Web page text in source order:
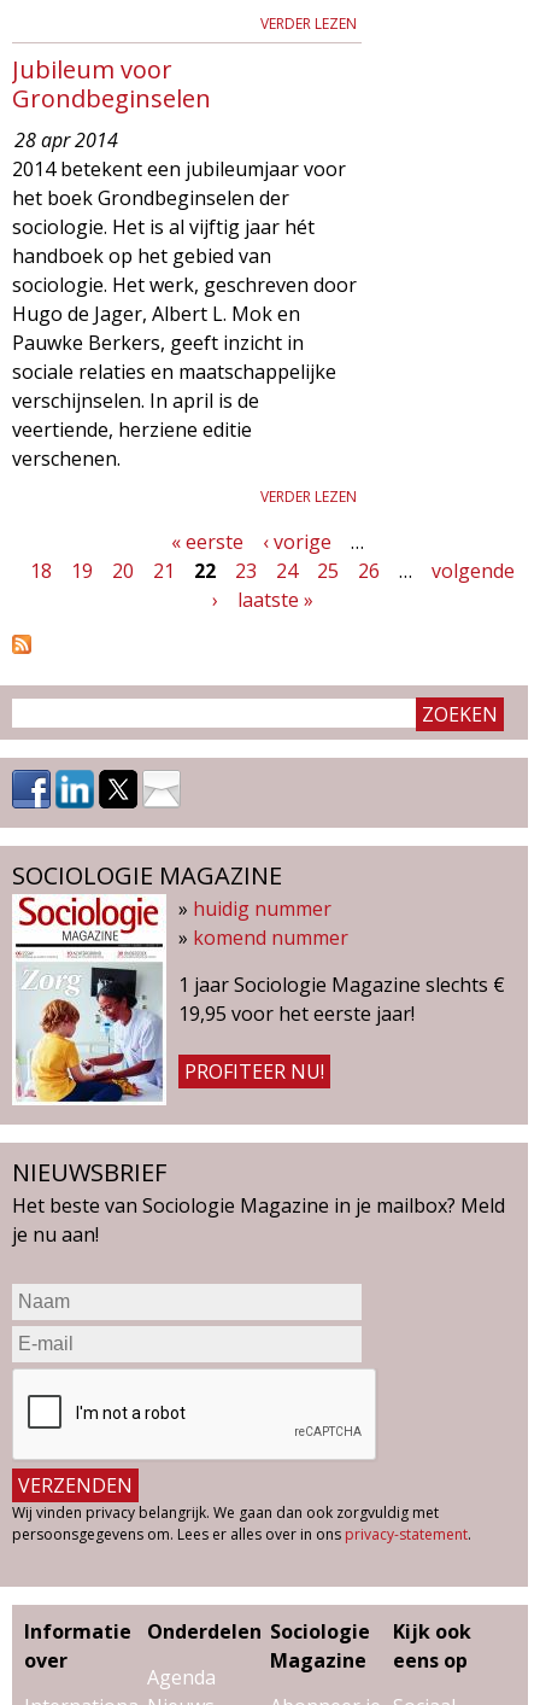
VERDER LEZEN
Jubileum voor
Grondbeginselen
28 apr 2014
2014 betekent een jubileumjaar voor
het boek Grondbeginselen der
sociologie. Het is al vijftig jaar hét
handboek op het gebied van
sociologie. Het werk, geschreven door
Hugo de Jager, Albert L. Mok en
Pauwke Berkers, geeft inzicht in
sociale relaties en maatschappelijke
verschijnselen. In april is de
veertiende, herziene editie
verschenen.
VERDER LEZEN
g
i
n
a
'
s
« eerste ‹ vorige
…
18
19 20 21 22 23 24 25 26 …
volgende
›
laatste »
SOCIOLOGIE MAGAZINE
» huidig nummer
» komend nummer
1 jaar Sociologie Magazine slechts €
19,95 voor het eerste jaar!
PROFITEER NU!
NIEUWSBRIEF
Het beste van Sociologie Magazine in je mailbox? Meld
je nu aan!
Wij vinden privacy belangrijk. We gaan dan ook zorgvuldig met
persoonsgegevens om. Lees er alles over in ons privacy-statement.
Informatie
over
Onderdelen
Agenda
Sociologie
Magazine
Kijk ook
eens op